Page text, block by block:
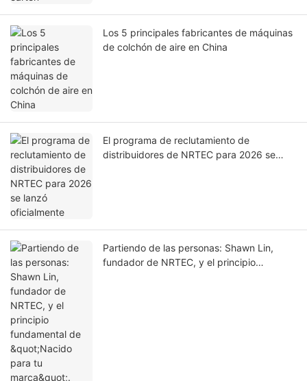
Los 5 principales fabricantes de máquinas
de colchón de aire en China
El programa de reclutamiento de
distribuidores de NRTEC para 2026 se
Partiendo de las personas: Shawn Lin,
fundador de NRTEC, y el principio